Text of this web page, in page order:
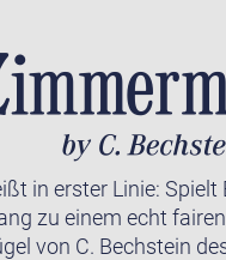
in erster Linie:
zu einem echt
von C. Bechstein